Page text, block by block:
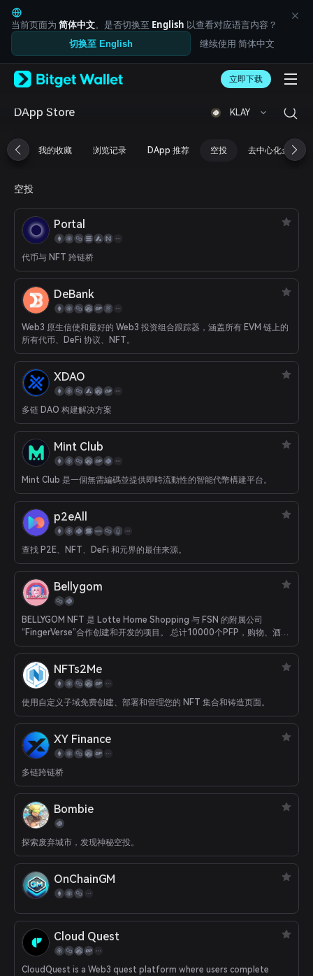
English
日本語
Tiếng Việt
Русский
Español (Latinoamérica)
Türkçe
Français
简体中文
繁體中文
Bahasa Indonesia
ภาษาไทย
العربية
Español
Português (Brasil)
Español (Argentina)
当前页面为 简体中文。是否切换至 English 以查看对应语言内容？
切换至 English 继续使用 简体中文
立即下载
DApp Store KLAY
我的收藏 浏览记录 DApp 推荐 空投 去中心化金融
空投
Portal
代币与 NFT 跨链桥
DeBank
Web3 原生信使和最好的 Web3 投资组合跟踪器，涵盖所有 EVM 链上的
所有代币、DeFi 协议、NFT。
XDAO
多链 DAO 构建解决方案
Mint Club
Mint Club 是一個無需編碼並提供即時流動性的智能代幣構建平台。
p2eAll
查找 P2E、NFT、DeFi 和元界的最佳来源。
Bellygom
BELLYGOM NFT 是 Lotte Home Shopping 与 FSN 的附属公司
“FingerVerse”合作创建和开发的项目。 总计10000个PFP，购物、酒
店、会展、电影等BELLYGOM IP的各种体验等你来拿。
NFTs2Me
使用自定义子域免费创建、部署和管理您的 NFT 集合和铸造页面。
XY Finance
多链跨链桥
Bombie
探索废弃城市，发现神秘空投。
OnChainGM
Cloud Quest
CloudQuest is a Web3 quest platform where users complete